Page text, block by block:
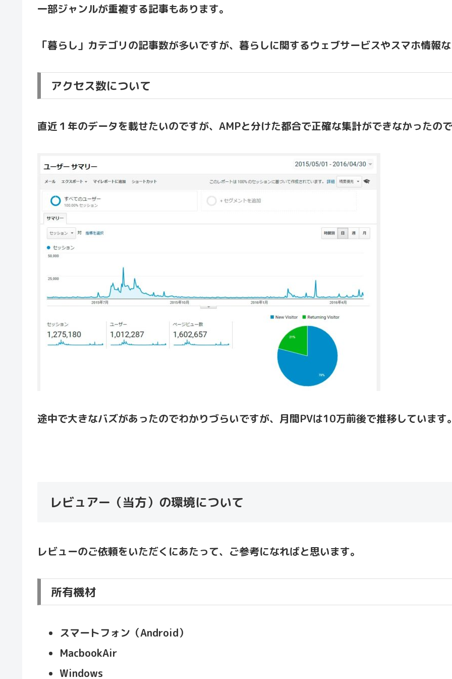
一部ジャンルが重複する記事もあります。
「暮らし」カテゴリの記事数が多いですが、暮らしに関するウェブサービスやスマホ情報
アクセス数について
直近１年のデータを載せたいのですが、AMPと分けた都合で正確な集計ができなかった
途中で大きなバズがあったのでわかりづらいですが、月間PVは10万前後で推移しています
レビュアー（当方）の環境について
レビューのご依頼をいただくにあたって、ご参考になればと思います。
所有機材
スマートフォン（Android）
MacbookAir
Windows